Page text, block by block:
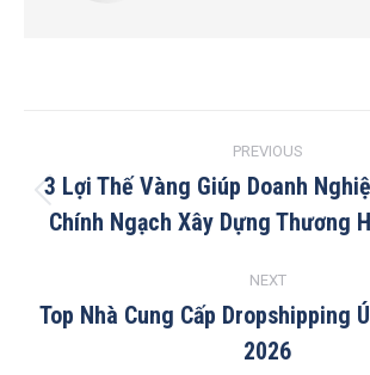
navigation
PREVIOUS
Previous
post:
3 Lợi Thế Vàng Giúp Doanh
Chính Ngạch Xây Dựng Thương
NEXT
Next
post:
Top Nhà Cung Cấp Dropshipping
2026